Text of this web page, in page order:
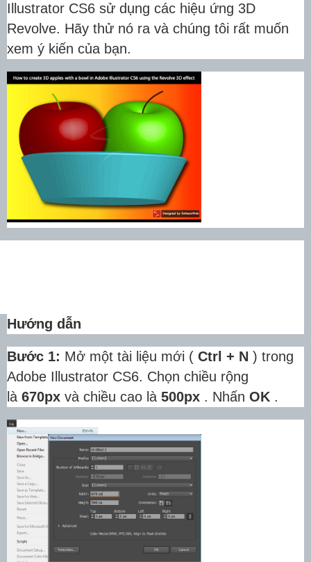
Illustrator CS6 sử dụng các hiệu ứng 3D
Revolve. Hãy thử nó ra và chúng tôi rất muốn
xem ý kiến ​​của bạn.
Hướng dẫn
Bước 1: Mở một tài liệu mới ( Ctrl + N ) trong
Adobe Illustrator CS6. Chọn chiều rộng
là 670px và chiều cao là 500px . Nhấn OK .